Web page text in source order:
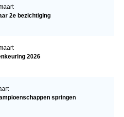
2e bezichtiging
2026
springen